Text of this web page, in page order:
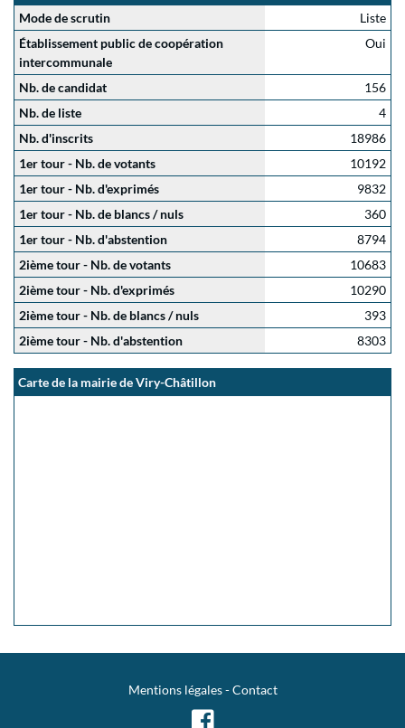
Mode de scrutin
Liste
Établissement public de coopération
intercommunale
Oui
Nb. de candidat
156
Nb. de liste
4
Nb. d'inscrits
18986
1er tour - Nb. de votants
10192
1er tour - Nb. d'exprimés
9832
1er tour - Nb. de blancs / nuls
360
1er tour - Nb. d'abstention
8794
2ième tour - Nb. de votants
10683
2ième tour - Nb. d'exprimés
10290
2ième tour - Nb. de blancs / nuls
393
2ième tour - Nb. d'abstention
8303
Carte de la mairie de Viry-Châtillon
Mentions légales-Contact